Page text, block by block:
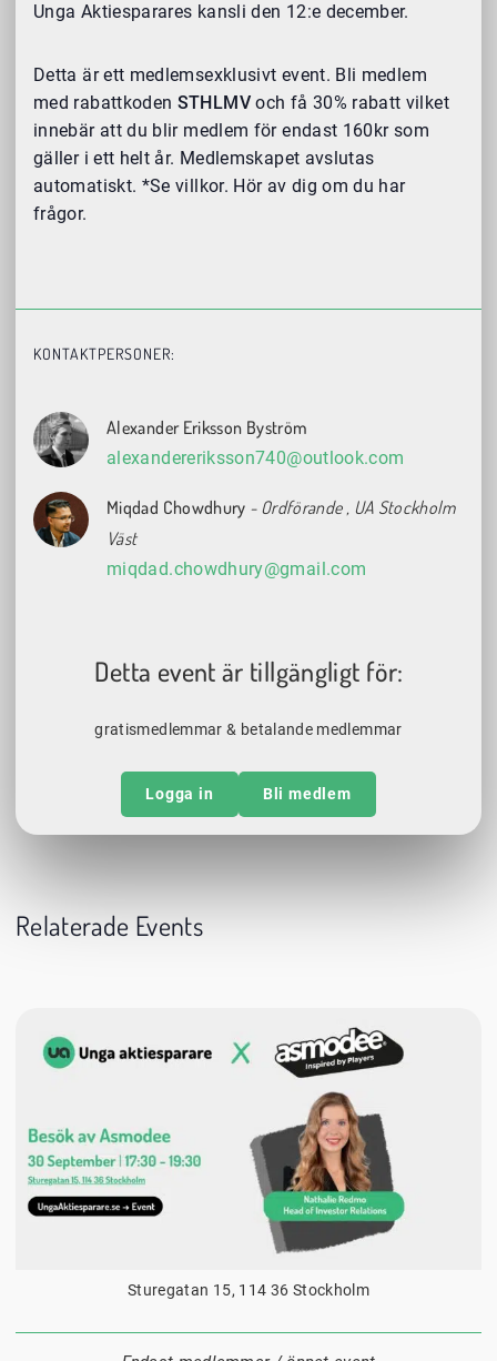
Unga Aktiesparares kansli den 12:e december.
Detta är ett medlemsexklusivt event. Bli medlem
med rabattkoden STHLMVoch få 30% rabatt vilket
innebär att du blir medlem för endast 160kr som
gäller i ett helt år. Medlemskapet avslutas
automatiskt. *Se villkor. Hör av dig om du har
frågor.
KONTAKTPERSONER:
Alexander Eriksson Byström
alexandereriksson740@outlook.com
Miqdad Chowdhury - Ordförande , UA Stockholm
Väst
miqdad.chowdhury@gmail.com
Detta event är tillgängligt för:
gratismedlemmar & betalande medlemmar
Logga in Bli medlem
Relaterade Events
Datum:
Tid:
Sturegatan 15, 114 36 Stockholm